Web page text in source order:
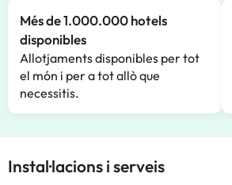
Més de 1.000.000 hotels
disponibles
Allotjaments disponibles per tot
el món i per a tot allò que
necessitis.
Instal·lacions i serveis